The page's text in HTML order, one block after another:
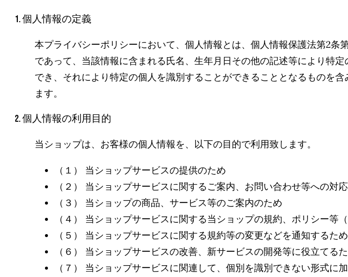
1. 個人情報の定義
本プライバシーポリシーにおいて、個人情報とは、個人情報保護法第2
であって、当該情報に含まれる氏名、生年月日その他の記述等により特
でき、それにより特定の個人を識別することができることとなるものを
ます。
2. 個人情報の利用目的
当ショップは、お客様の個人情報を、以下の目的で利用致します。
（１） 当ショップサービスの提供のため
（２） 当ショップサービスに関するご案内、お問い合わせ等への対
（３） 当ショップの商品、サービス等のご案内のため
（４） 当ショップサービスに関する当ショップの規約、ポリシー
（５） 当ショップサービスに関する規約等の変更などを通知するため
（６） 当ショップサービスの改善、新サービスの開発等に役立てる
（７） 当ショップサービスに関連して、個別を識別できない形式に